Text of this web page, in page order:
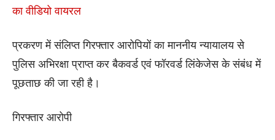
का वीडियो वायरल
प्रकरण में संलिप्त गिरफ्तार आरोपियों का माननीय न्यायालय से
पुलिस अभिरक्षा प्राप्त कर बैकवर्ड एवं फॉरवर्ड लिंकेजेस के संबंध में
पूछताछ की जा रही है।
गिरफ्तार आरोपी